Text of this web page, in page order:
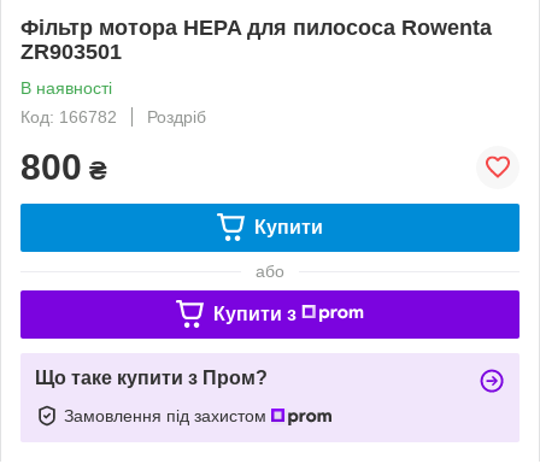
Фільтр мотора HEPA для пилососа Rowenta
ZR903501
В наявності
Код: 166782
Роздріб
800 ₴
Купити
або
Купити з
Що таке купити з Пром?
Замовлення під захистом